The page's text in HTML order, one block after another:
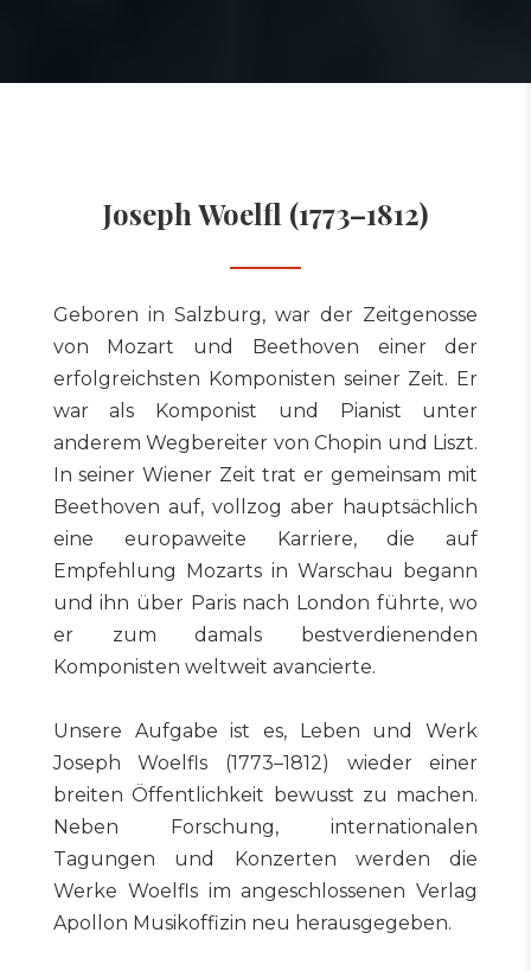
Joseph Woelfl (1773–1812)
Geboren in Salzburg, war der Zeitgenosse
von Mozart und Beethoven einer der
erfolgreichsten Komponisten seiner Zeit. Er
war als Komponist und Pianist unter
anderem Wegbereiter von Chopin und Liszt.
In seiner Wiener Zeit trat er gemeinsam mit
Beethoven auf, vollzog aber hauptsächlich
eine europaweite Karriere, die auf
Empfehlung Mozarts in Warschau begann
und ihn über Paris nach London führte, wo
er zum damals bestverdienenden
Komponisten weltweit avancierte.
Unsere Aufgabe ist es, Leben und Werk
Joseph Woelfls (1773–1812) wieder einer
breiten Öffentlichkeit bewusst zu machen.
Neben Forschung, internationalen
Tagungen und Konzerten werden die
Werke Woelfls im angeschlossenen Verlag
Apollon Musikoffizin neu herausgegeben.